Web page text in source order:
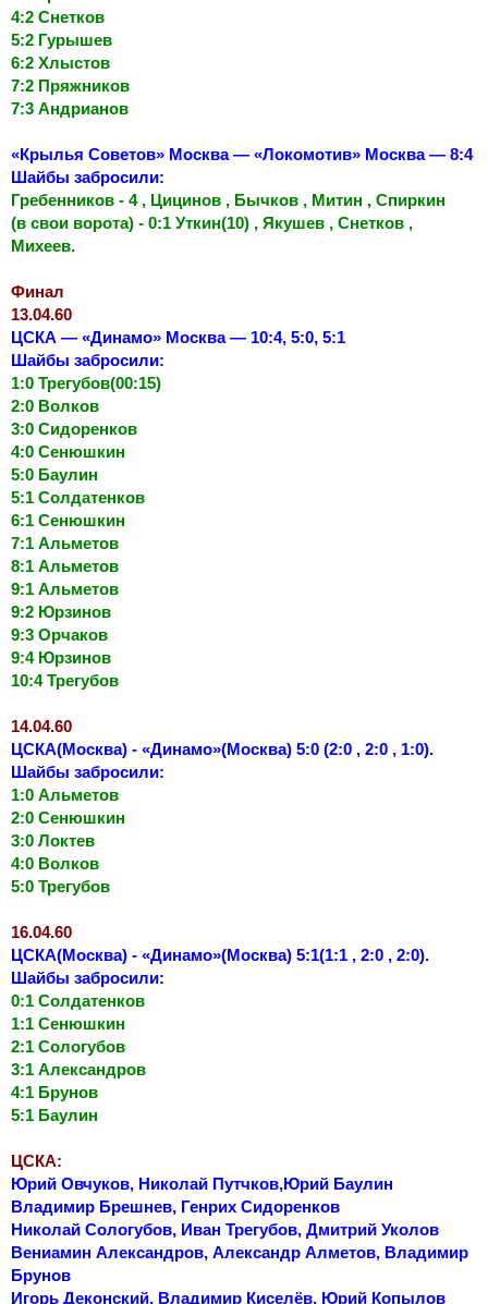
4:2 Снетков
5:2 Гурышев
6:2 Хлыстов
7:2 Пряжников
7:3 Андрианов
«Крылья Советов» Москва — «Локомотив» Москва — 8:4
Шайбы забросили:
Гребенников - 4 , Цицинов , Бычков , Митин , Спиркин
(в свои ворота) - 0:1 Уткин(10) , Якушев , Снетков ,
Михеев.
Финал
13.04.60
ЦСКА — «Динамо» Москва — 10:4, 5:0, 5:1
Шайбы забросили:
1:0 Трегубов(00:15)
2:0 Волков
3:0 Сидоренков
4:0 Сенюшкин
5:0 Баулин
5:1 Солдатенков
6:1 Сенюшкин
7:1 Альметов
8:1 Альметов
9:1 Альметов
9:2 Юрзинов
9:3 Орчаков
9:4 Юрзинов
10:4 Трегубов
14.04.60
ЦСКА(Москва) - «Динамо»(Москва) 5:0 (2:0 , 2:0 , 1:0).
Шайбы забросили:
1:0 Альметов
2:0 Сенюшкин
3:0 Локтев
4:0 Волков
5:0 Трегубов
16.04.60
ЦСКА(Москва) - «Динамо»(Москва) 5:1(1:1 , 2:0 , 2:0).
Шайбы забросили:
0:1 Солдатенков
1:1 Сенюшкин
2:1 Сологубов
3:1 Александров
4:1 Брунов
5:1 Баулин
ЦСКА:
Юрий Овчуков, Николай Путчков,Юрий Баулин
Владимир Брешнев, Генрих Сидоренков
Николай Сологубов, Иван Трегубов, Дмитрий Уколов
Вениамин Александров, Александр Алметов, Владимир
Брунов
Игорь Деконский, Владимир Киселёв, Юрий Копылов